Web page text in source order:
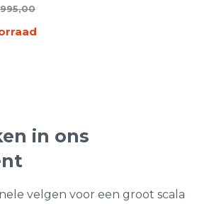
995,00
in ons
velgen voor een groot scala